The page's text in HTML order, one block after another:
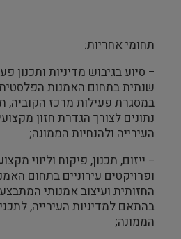
תחומי אחריות:
− סיוע בגיבוש מדיניות ותכנון
שנתית בתחום האמנות
במסגרת פעילות מרכז הקוביה,
נתונים לצורך הגדרת חזון
העירייה ולהנחיות הממונה;
− ייזום, תכנון, פיקוח וליווי
ופרויקטים עירוניים בתחום
החזותית ועיצוב אמנותי
בהתאם למדיניות העירייה,
הממונה;